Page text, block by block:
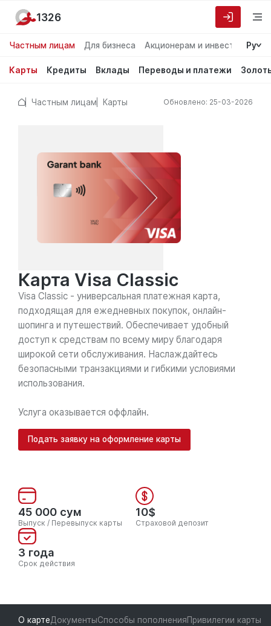
Частным лицам Для бизнеса Акционерам и инвесторам
Ру
Карты Кредиты Вклады Переводы и платежи
1326
Частным лицам Карты Обновлено: 25-03-2026
Карта Visa Classic
Visa Classic - универсальная платежная карта,
подходящая для ежедневных покупок, онлайн-
шопинга и путешествий. Обеспечивает удобный
доступ к средствам по всему миру благодаря
широкой сети обслуживания. Наслаждайтесь
безопасными транзакциями и гибкими условиями
использования.
Услуга оказывается оффлайн.
Подать заявку на оформление карты
45 000 сум
Выпуск / Перевыпуск карты
10$
Страховой депозит
3 года
Срок действия
О картеДокументыСпособы пополненияПривилегии карты